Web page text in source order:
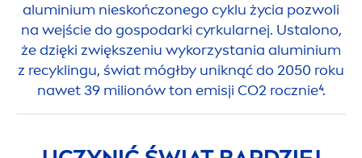
aluminium nieskończonego cyklu życia pozwoli
na wejście do gospodarki cyrkularnej. Ustalono,
że dzięki zwiększeniu wykorzystania aluminium
z recyklingu, świat mógłby uniknąć do 2050 roku
nawet 39 milionów ton emisji CO2 rocznie⁴.